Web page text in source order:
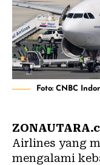
Foto: CNBC
Airlines yang
mengalami